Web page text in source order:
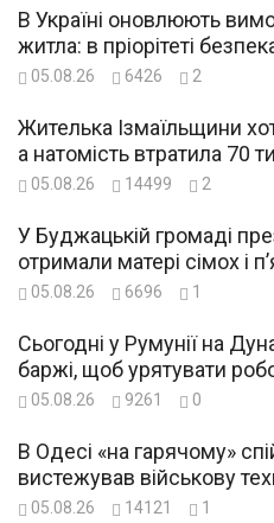
В Україні оновлюють
житла: в пріорітеті
05.08.26 6426 2
Жителька Ізмаїльщини
а натомість втратила 70
05.08.26 14499 2
У Буджацькій громаді
отримали матері сімох і
05.08.26 6696 1
Сьогодні у Румунії на
баржі, щоб урятувати
05.08.26 9261 0
В Одесі «на гарячому»
вистежував військову
05.08.26 14121 1